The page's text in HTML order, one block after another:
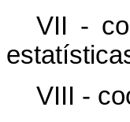
VII -
VIII -